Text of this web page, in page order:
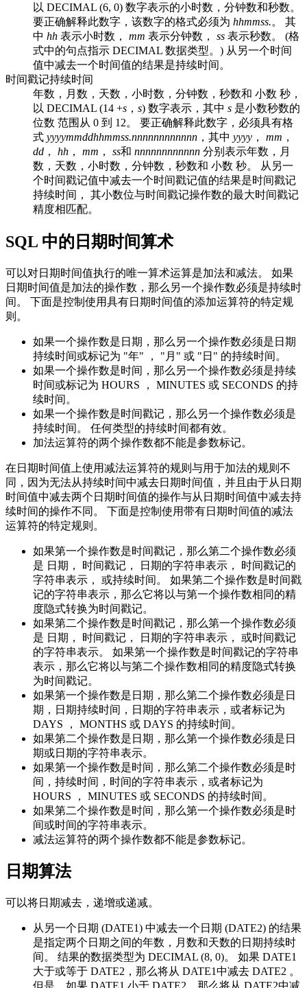
以 DECIMAL (6, 0) 数字表示的小时数，分钟数和秒数。
要正确解释此数字，该数字的格式必须为 hhmmss.。 其
中 hh 表示小时数， mm 表示分钟数， ss 表示秒数。 (格
式中的句点指示 DECIMAL 数据类型。) 从另一个时间
值中减去一个时间值的结果是持续时间。
时间戳记持续时间
年数，月数，天数，小时数，分钟数，秒数和 小数 秒，
以 DECIMAL (14 +s ， s) 数字表示，其中 s 是小数秒数的
位数 范围从 0 到 12。 要正确解释此数字，必须具有格
式 yyyymmddhhmmss.nnnnnnnnnnnn ，其中 yyyy ， mm ，
dd ， hh ， mm ， ss和 nnnnnnnnnnnn 分别表示年数，月
数，天数，小时数，分钟数，秒数和 小数 秒。 从另一
个时间戳记值中减去一个时间戳记值的结果是时间戳记
持续时间， 其小数位与时间戳记操作数的最大时间戳记
精度相匹配。
SQL 中的日期时间算术
可以对日期时间值执行的唯一算术运算是加法和减法。 如果
日期时间值是加法的操作数，那么另一个操作数必须是持续时
间。 下面是控制使用具有日期时间值的添加运算符的特定规
则。
如果一个操作数是日期，那么另一个操作数必须是日期
持续时间或标记为 "年" ， "月" 或 "日" 的持续时间。
如果一个操作数是时间，那么另一个操作数必须是持续
时间或标记为 HOURS ， MINUTES 或 SECONDS 的持
续时间。
如果一个操作数是时间戳记，那么另一个操作数必须是
持续时间。 任何类型的持续时间都有效。
加法运算符的两个操作数都不能是参数标记。
在日期时间值上使用减法运算符的规则与用于加法的规则不
同，因为无法从持续时间中减去日期时间值，并且由于从日期
时间值中减去两个日期时间值的操作与从日期时间值中减去持
续时间的操作不同。 下面是控制使用带有日期时间值的减法
运算符的特定规则。
如果第一个操作数是时间戳记，那么第二个操作数必须
是 日期， 时间戳记， 日期的字符串表示，
时间戳记的
字符串表示，
或持续时间。 如果第二个操作数是时间戳
记的字符串表示，那么它将以与第一个操作数相同的精
度隐式转换为时间戳记。
如果第二个操作数是时间戳记，那么第一个操作数必须
是 日期， 时间戳记， 日期的字符串表示，
或时间戳记
的字符串表示。 如果第一个操作数是时间戳记的字符串
表示，那么它将以与第二个操作数相同的精度隐式转换
为时间戳记。
如果第一个操作数是日期，那么第二个操作数必须是日
期，日期持续时间，日期的字符串表示，或者标记为
DAYS ， MONTHS 或 DAYS 的持续时间。
如果第二个操作数是日期，那么第一个操作数必须是日
期或日期的字符串表示。
如果第一个操作数是时间，那么第二个操作数必须是时
间，持续时间，时间的字符串表示，或者标记为
HOURS ， MINUTES 或 SECONDS 的持续时间。
如果第二个操作数是时间，那么第一个操作数必须是时
间或时间的字符串表示。
减法运算符的两个操作数都不能是参数标记。
日期算法
可以将日期减去，递增或递减。
从另一个日期 (DATE1) 中减去一个日期 (DATE2) 的结果
是指定两个日期之间的年数，月数和天数的日期持续时
间。 结果的数据类型为 DECIMAL (8, 0)。 如果 DATE1
大于或等于 DATE2，那么将从 DATE1中减去 DATE2 。